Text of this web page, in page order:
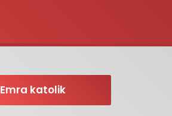
Emra katolik